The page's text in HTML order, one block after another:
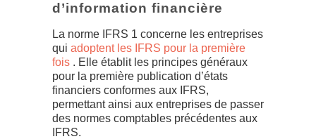
d’information financière
La norme IFRS 1 concerne les entreprises
qui adoptent les IFRS pour la première
fois . Elle établit les principes généraux
pour la première publication d’états
financiers conformes aux IFRS,
permettant ainsi aux entreprises de passer
des normes comptables précédentes aux
IFRS.